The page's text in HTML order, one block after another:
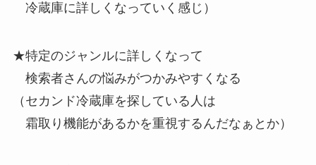
冷蔵庫に詳しくなっていく感じ）
★特定のジャンルに詳しくなって
検索者さんの悩みがつかみやすくなる
（セカンド冷蔵庫を探している人は
霜取り機能があるかを重視するんだなぁとか）